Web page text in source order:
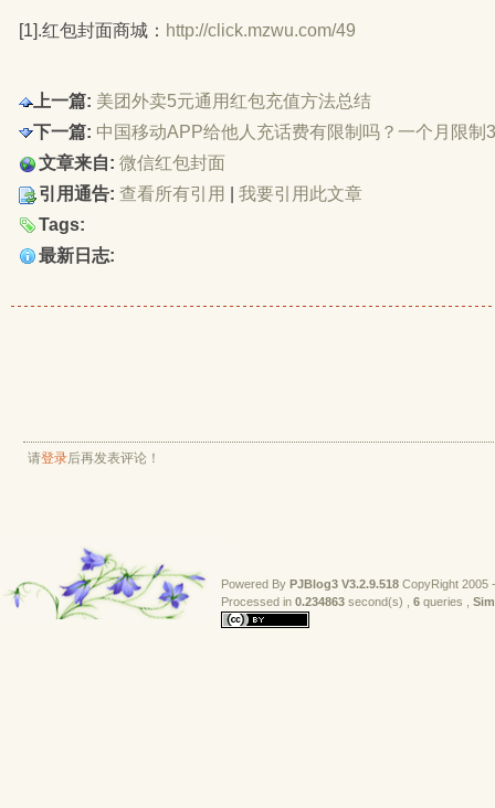
[1].红包封面商城： http://click.mzwu.com/49
上一篇: 美团外卖5元通用红包充值方法总结
下一篇: 中国移动APP给他人充话费有限制吗？一个月限制
文章来自: 微信红包封面
引用通告: 查看所有引用
我要引用此文章
Tags:
最新日志:
请登录后再发表评论！
Powered By PJBlog3 V3.2.9.518 CopyRight 2005
Processed in 0.234863 second(s) , 6 queries ,